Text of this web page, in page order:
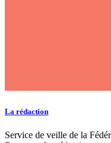
La rédaction
Service de veille de la